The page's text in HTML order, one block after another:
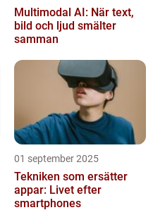
Multimodal AI: När text,
bild och ljud smälter
samman
01 september 2025
Tekniken som ersätter
appar: Livet efter
smartphones